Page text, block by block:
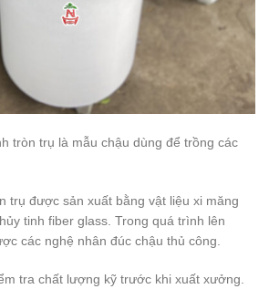
tròn trụ là mẫu chậu dùng để trồng các
trụ được sản xuất bằng vật liệu xi măng
tinh fiber glass. Trong quá trình lên
các nghệ nhân đúc chậu thủ công.
tra chất lượng kỹ trước khi xuất xưởng.